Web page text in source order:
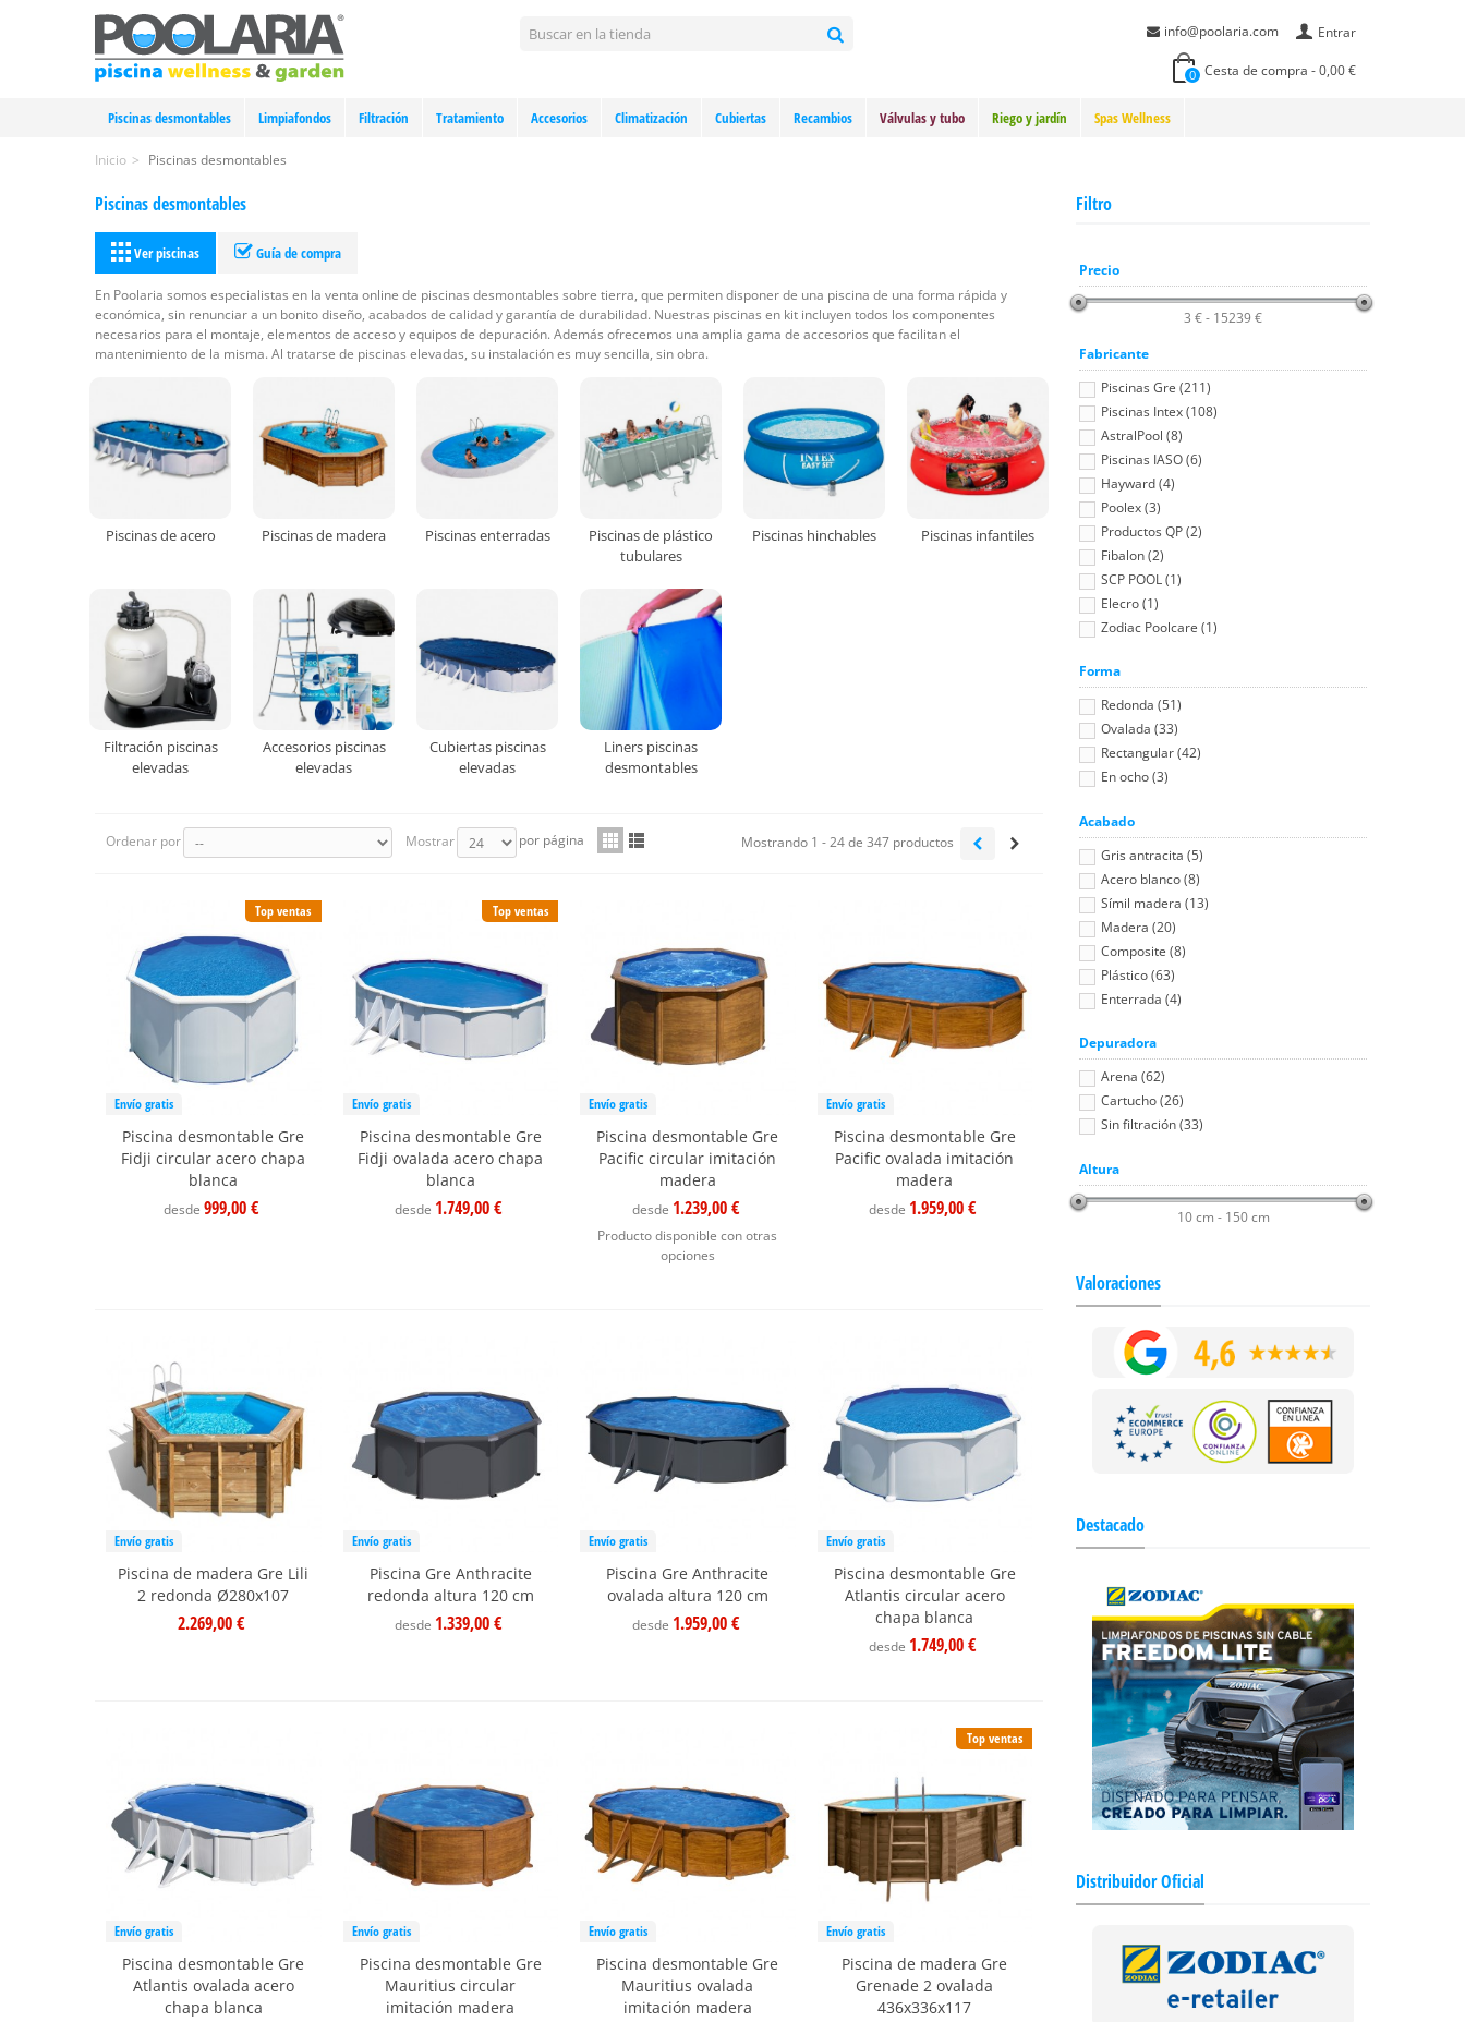
Entrar
info@poolaria.com
0 Cesta de compra -0,00 €
Piscinas desmontables Limpiafondos Filtración Tratamiento Accesorios Climatización Cubiertas Recambios Válvulas y tubo Riego y jardín Spas Wellness
Inicio > Piscinas desmontables
Piscinas desmontables
Ver piscinas Guía de compra
En Poolaria somos especialistas en la venta online de piscinas desmontables sobre tierra, que permiten disponer de una piscina de una forma rápida y
económica, sin renunciar a un bonito diseño, acabados de calidad y garantía de durabilidad. Nuestras piscinas en kit incluyen todos los componentes
necesarios para el montaje, elementos de acceso y equipos de depuración. Además ofrecemos una amplia gama de accesorios que facilitan el
mantenimiento de la misma. Al tratarse de piscinas elevadas, su instalación es muy sencilla, sin obra.
Piscinas de acero Piscinas de madera Piscinas enterradas
Piscinas de plástico
tubulares
Piscinas hinchables Piscinas infantiles
Filtración piscinas
elevadas
Accesorios piscinas
elevadas
Cubiertas piscinas
elevadas
Liners piscinas
desmontables
Ordenar por Mostrar por página Mostrando 1 - 24 de 347 productos
Top ventas
Envío gratis
Piscina desmontable Gre
Fidji circular acero chapa
blanca
desde999,00 €
Top ventas
Envío gratis
Piscina desmontable Gre
Fidji ovalada acero chapa
blanca
desde 1.749,00 €
Envío gratis
Piscina desmontable Gre
Pacific circular imitación
madera
desde 1.239,00 €
Producto disponible con otras
opciones
Envío gratis
Piscina desmontable Gre
Pacific ovalada imitación
madera
desde 1.959,00 €
Envío gratis
Piscina de madera Gre Lili
2 redonda Ø280x107
2.269,00 €
Envío gratis
Piscina Gre Anthracite
redonda altura 120 cm
desde 1.339,00 €
Envío gratis
Piscina Gre Anthracite
ovalada altura 120 cm
desde 1.959,00 €
Envío gratis
Piscina desmontable Gre
Atlantis circular acero
chapa blanca
desde 1.749,00 €
Envío gratis
Piscina desmontable Gre
Atlantis ovalada acero
chapa blanca
Envío gratis
Piscina desmontable Gre
Mauritius circular
imitación madera
Envío gratis
Piscina desmontable Gre
Mauritius ovalada
imitación madera
Top ventas
Envío gratis
Piscina de madera Gre
Grenade 2 ovalada
436x336x117
Filtro
Precio
3 € - 15239 €
Fabricante
Piscinas Gre (211)
Piscinas Intex (108)
AstralPool (8)
Piscinas IASO (6)
Hayward (4)
Poolex (3)
Productos QP (2)
Fibalon (2)
SCP POOL (1)
Elecro (1)
Zodiac Poolcare (1)
Forma
Redonda (51)
Ovalada (33)
Rectangular (42)
En ocho (3)
Acabado
Gris antracita (5)
Acero blanco (8)
Símil madera (13)
Madera (20)
Composite (8)
Plástico (63)
Enterrada (4)
Depuradora
Arena (62)
Cartucho (26)
Sin filtración (33)
Altura
10 cm - 150 cm
Valoraciones
Destacado
Distribuidor Oficial